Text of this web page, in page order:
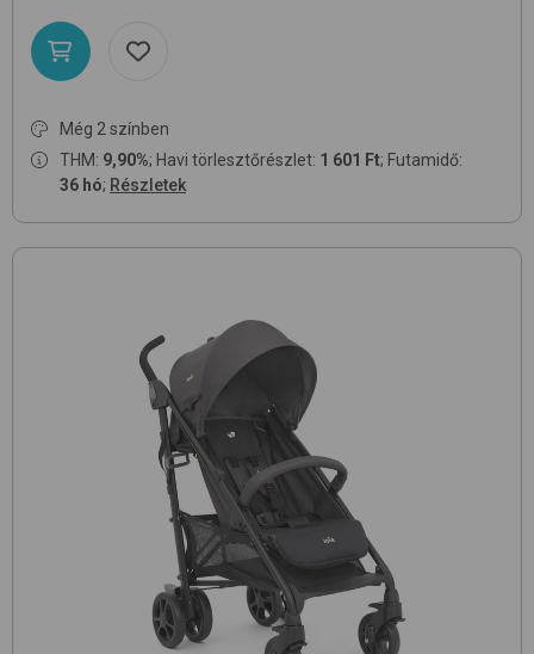
Még 2 színben
THM: 9,90%; Havi törlesztőrészlet: 1 601 Ft; Futamidő:
36 hó; Részletek